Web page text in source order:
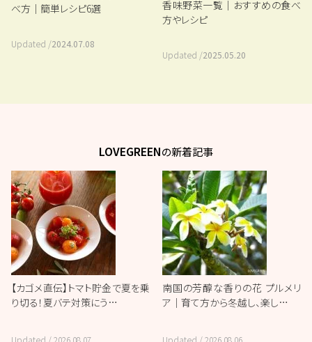
べ方｜簡単レシピ6選
Updated /2024.07.08
香味野菜一覧｜おすすめの食べ
方やレシピ
Updated /2025.05.20
LOVEGREENの新着記事
【カゴメ直伝】トマト貯金で夏を乗
り切る！夏バテ対策にう…
Updated /2026.08.07
南国の芳醇な香りの花 プルメリ
ア｜育て方から冬越し、楽し…
Updated /2026.08.06